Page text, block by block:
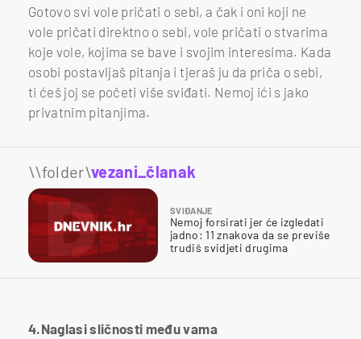
Gotovo svi vole pričati o sebi, a čak i oni koji ne
vole pričati direktno o sebi, vole pričati o stvarima
koje vole, kojima se bave i svojim interesima. Kada
osobi postavljaš pitanja i tjeraš ju da priča o sebi,
ti ćeš joj se početi više sviđati. Nemoj ići s jako
privatnim pitanjima.
\\folder\vezani_članak
SVIĐANJE
Nemoj forsirati jer će izgledati
jadno: 11 znakova da se previše
trudiš svidjeti drugima
4.Naglasi sličnosti među vama